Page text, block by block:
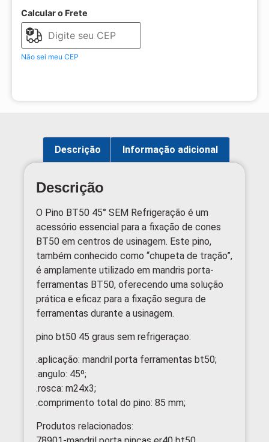
Calcular o Frete
Não sei meu CEP
Descrição Informação adicional
Descrição
O Pino BT50 45° SEM Refrigeração é um
acessório essencial para a fixação de cones
BT50 em centros de usinagem. Este pino,
também conhecido como “chupeta de tração”,
é amplamente utilizado em mandris porta-
ferramentas BT50, oferecendo uma solução
prática e eficaz para a fixação segura de
ferramentas durante a usinagem.
pino bt50 45 graus sem refrigeraçao:
.aplicação: mandril porta ferramentas bt50;
.angulo: 45º;
.rosca: m24x3;
.comprimento total do pino: 85 mm;
Produtos relacionados: